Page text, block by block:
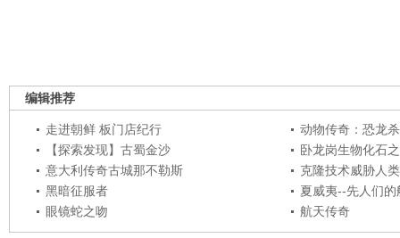
编辑推荐
走进朝鲜 板门店纪行
动物传奇：恐龙
【探索发现】古蜀金沙
卧龙岗生物化石
意大利传奇古城那不勒斯
克隆技术威胁人
黑暗征服者
夏威夷--先人们的
眼镜蛇之吻
航天传奇